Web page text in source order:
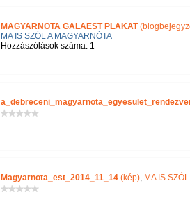
MAGYARNOTA GALAEST PLAKAT
MA IS SZÓL A MAGYARNÓTA
Hozzászólások száma: 1
Magyarnota_est_2014_11_14(kép), MA IS